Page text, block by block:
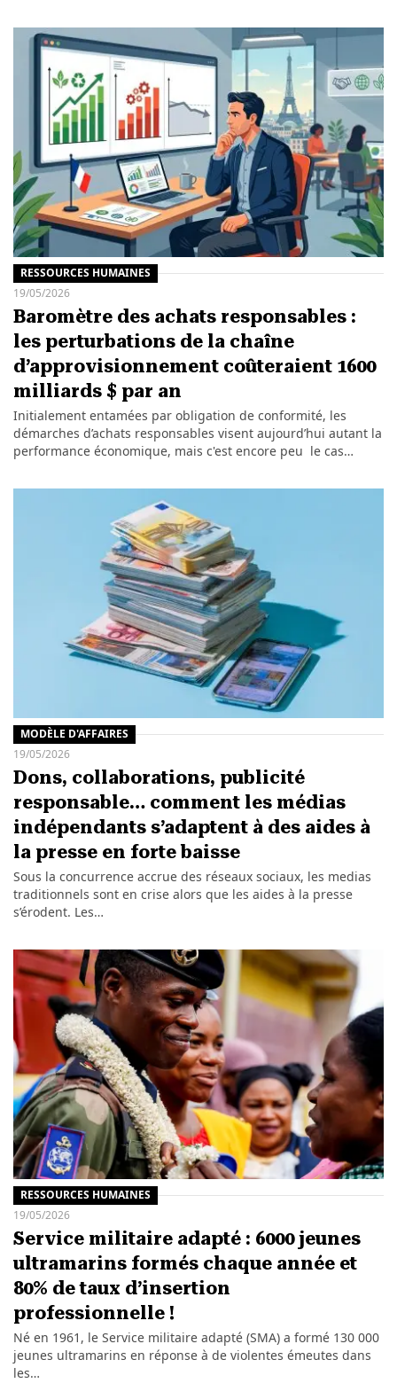
RESSOURCES HUMAINES
19/05/2026
Baromètre des achats responsables :
les perturbations de la chaîne
d’approvisionnement coûteraient 1600
milliards $ par an
Initialement entamées par obligation de conformité, les
démarches d’achats responsables visent aujourd’hui autant la
performance économique, mais c'est encore peu le cas…
MODÈLE D'AFFAIRES
19/05/2026
Dons, collaborations, publicité
responsable… comment les médias
indépendants s’adaptent à des aides à
la presse en forte baisse
Sous la concurrence accrue des réseaux sociaux, les medias
traditionnels sont en crise alors que les aides à la presse
s’érodent. Les…
RESSOURCES HUMAINES
19/05/2026
Service militaire adapté : 6000 jeunes
ultramarins formés chaque année et
80% de taux d’insertion
professionnelle !
Né en 1961, le Service militaire adapté (SMA) a formé 130 000
jeunes ultramarins en réponse à de violentes émeutes dans
les…